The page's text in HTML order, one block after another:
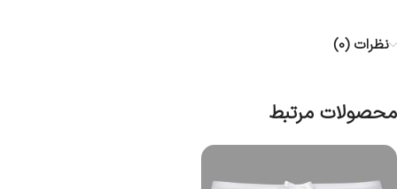
نظرات (0)
محصولات مرتبط